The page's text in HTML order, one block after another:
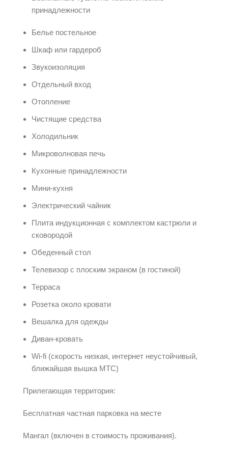
принадлежности
Белье постельное
Шкаф или гардероб
Звукоизоляция
Отдельный вход
Отопление
Чистящие средства
Холодильник
Микроволновая печь
Кухонные принадлежности
Мини-кухня
Электрический чайник
Плита индукционная с комплектом кастрюли и
сковородой
Обеденный стол
Телевизор с плоским экраном (в гостиной)
Терраса
Розетка около кровати
Вешалка для одежды
Диван-кровать
Wi-fi (скорость низкая, интернет неустойчивый,
ближайшая вышка МТС)
Прилегающая территория:
Бесплатная частная парковка на месте
Мангал (включен в стоимость проживания).